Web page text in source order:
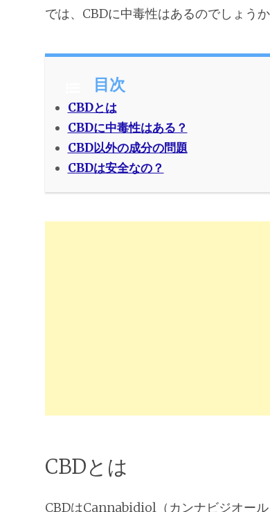
では、CBDに中毒性はあるのでしょうか
目次
CBDとは
CBDに中毒性はある？
CBD以外の成分の問題
CBDは安全なの？
CBDとは
CBDはCannabidiol（カンナビジオー